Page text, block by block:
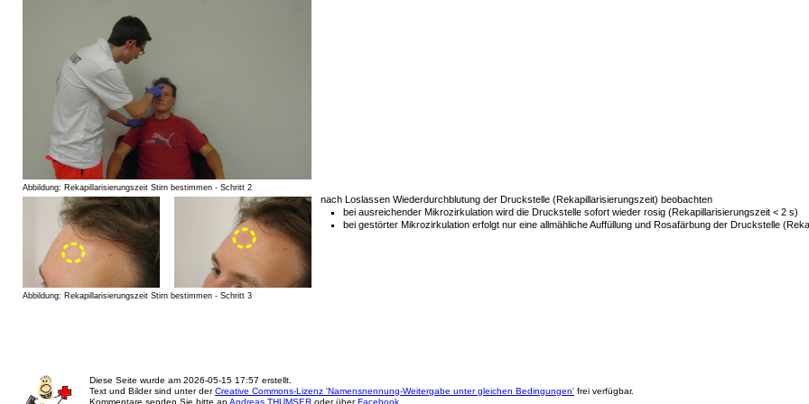
Abbildung: Rekapillarisierungszeit Stirn bestimmen - Schritt 2
Abbildung: Rekapillarisierungszeit Stirn bestimmen - Schritt 3
nach Loslassen Wiederdurchblutung der Druckstelle (Rekapillarisierungszeit) beobachten
bei ausreichender Mikrozirkulation wird die Druckstelle sofort wieder rosig (Rekapillarisierungszeit < 2 s)
bei gestörter Mikrozirkulation erfolgt nur eine allmähliche Auffüllung und Rosafärbung der Druckstelle
Diese Seite wurde am 2026-05-15 17:57 erstellt.
Text und Bilder sind unter derCreative Commons-Lizenz 'Namensnennung-Weitergabe unter gleichen Bedingungen' frei verfügbar.